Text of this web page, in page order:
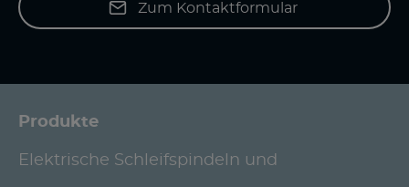
Zum Kontaktformular
Produkte
Elektrische Schleifspindeln und